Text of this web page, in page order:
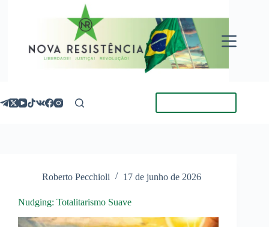
Roberto Pecchioli 17 de junho de 2026
Nudging: Totalitarismo Suave